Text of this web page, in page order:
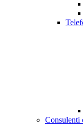
Consulenti